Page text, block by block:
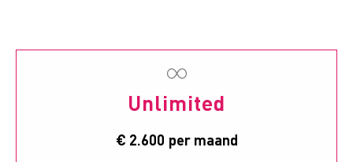
Unlimited
€ 2.600 per maand